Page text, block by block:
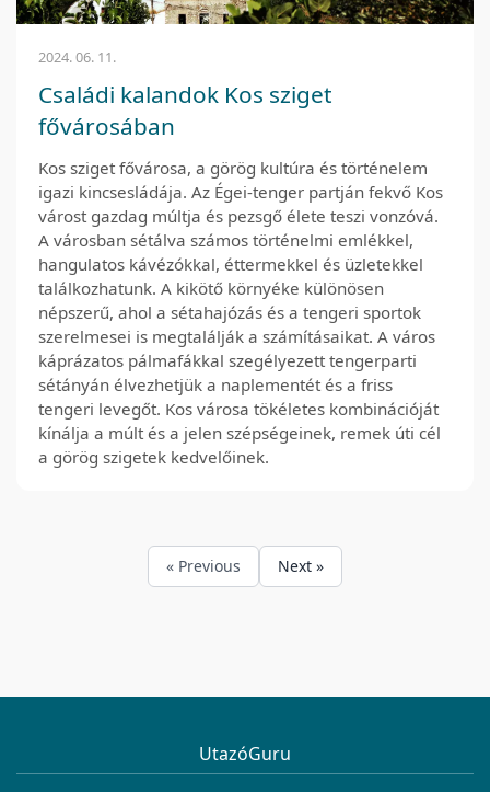
2024. 06. 11.
Családi kalandok Kos sziget
fővárosában
Kos sziget fővárosa, a görög kultúra és történelem
igazi kincsesládája. Az Égei-tenger partján fekvő Kos
várost gazdag múltja és pezsgő élete teszi vonzóvá.
A városban sétálva számos történelmi emlékkel,
hangulatos kávézókkal, éttermekkel és üzletekkel
találkozhatunk. A kikötő környéke különösen
népszerű, ahol a sétahajózás és a tengeri sportok
szerelmesei is megtalálják a számításaikat. A város
káprázatos pálmafákkal szegélyezett tengerparti
sétányán élvezhetjük a naplementét és a friss
tengeri levegőt. Kos városa tökéletes kombinációját
kínálja a múlt és a jelen szépségeinek, remek úti cél
a görög szigetek kedvelőinek.
« Previous Next »
UtazóGuru